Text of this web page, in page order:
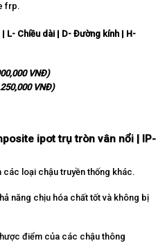
frp.
| L- Chiều d ài | D- Đường kính | H-
VNĐ)
VNĐ)
ipot trụ tròn vân nổi | IP-
các loại chậu truyền thống khác.
năng chịu hóa chất tốt và không bị
điểm của các chậu thông